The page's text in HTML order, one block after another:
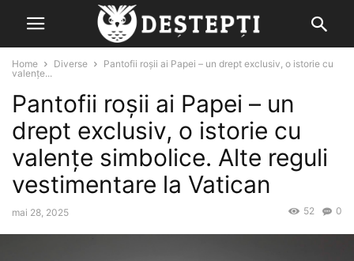
Home Diverse
Pantofii roşii ai Papei – un drept exclusiv, o istorie cu
valenţe...
Pantofii roşii ai Papei – un
drept exclusiv, o istorie cu
valenţe simbolice. Alte reguli
vestimentare la Vatican
mai 28, 2025 0
52